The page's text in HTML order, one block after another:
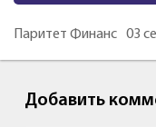
Паритет Финанс 03
Добавить